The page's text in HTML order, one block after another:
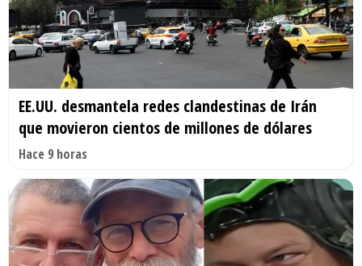
EE.UU. desmantela redes clandestinas de Irán
que movieron cientos de millones de dólares
Hace 9 horas